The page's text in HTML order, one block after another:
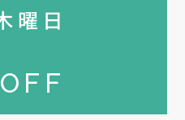
曜日